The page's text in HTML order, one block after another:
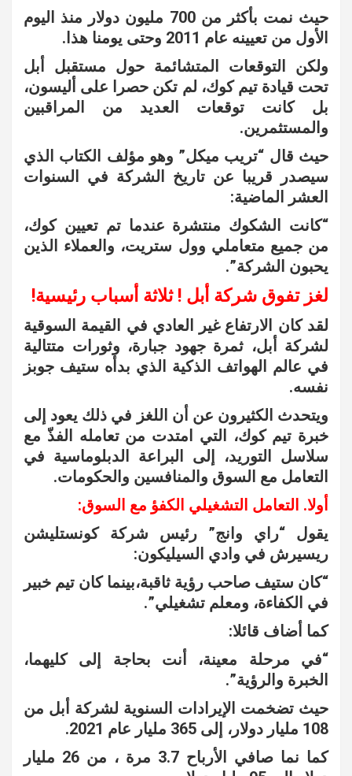
حيث نمت بأكثر من 700 مليون دولار منذ اليوم
الأول من تعيينه عام 2011 وحتى يومنا هذا.
ولكن التوقعات المتشائمة حول مستقبل أبل
تحت قيادة تيم كوك، لم تكن حصرا على أليسون،
بل كانت توقعات العديد من المراقبين
والمستثمرين.
حيث قال “تريب ميكل” وهو مؤلف الكتاب الذي
سيصدر قريبا عن تاريخ الشركة في السنوات
العشر الماضية:
“كانت الشكوك منتشرة عندما تم تعيين كوك،
من جميع متعاملي وول ستريت، والعملاء الذين
يحبون الشركة”.
لغز تفوق شركة أبل ! ثلاثة أسباب رئيسية!
لقد كان الارتفاع غير العادي في القيمة السوقية
لشركة أبل، ثمرة جهود جبارة، وثورات متتالية
في عالم الهواتف الذكية الذي بدأه ستيف جوبز
نفسه.
ويتحدث الكثيرون عن أن اللغز في ذلك يعود إلى
خبرة تيم كوك، التي امتدت من تعامله الفذّ مع
سلاسل التوريد، إلى البراعة الدبلوماسية في
التعامل مع السوق والمنافسين والحكومات.
أولا. التعامل التشغيلي الكفؤ مع السوق:
يقول “راي وانج” رئيس شركة كونستليشن
ريسيرش في وادي السيليكون:
“كان ستيف صاحب رؤية ثاقبة،بينما كان تيم خبير
في الكفاءة، ومعلم تشغيلي”.
كما أضاف قائلا:
“في مرحلة معينة، أنت بحاجة إلى كليهما،
الخبرة والرؤية”.
حيث تضخمت الإيرادات السنوية لشركة أبل من
108 مليار دولار، إلى 365 مليار عام 2021.
كما نما صافي الأرباح 3.7 مرة ، من 26 مليار